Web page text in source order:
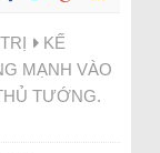
KẾ
MẠNH VÀO
TƯỚNG.